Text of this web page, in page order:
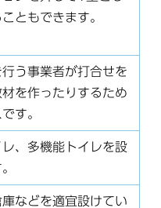
ともできます。
う事業者が打合せを
材を作ったりするため
す。
、多機能トイレを設
などを適宜設けてい